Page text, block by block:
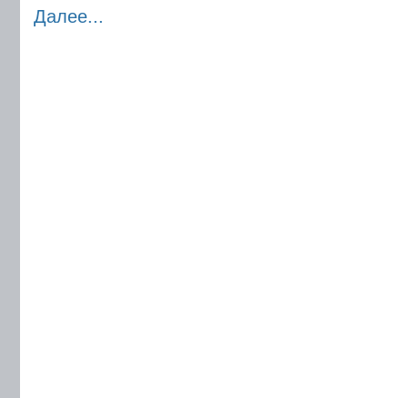
Далее...